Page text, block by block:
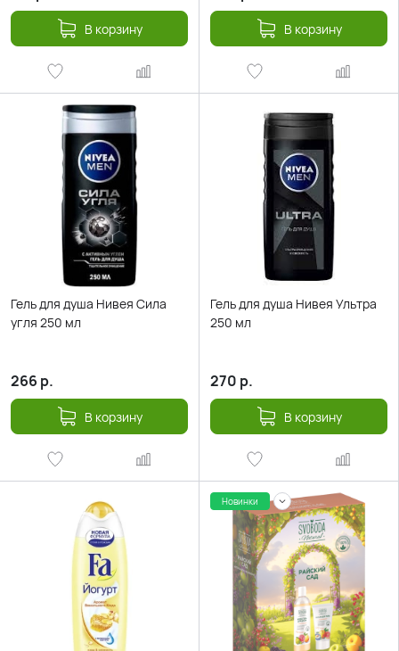
В корзину В корзину
Гель для душа Нивея Сила
угля 250 мл
266 р.
В корзину
Гель для душа Нивея Ультра
250 мл
270 р.
В корзину
Новинки